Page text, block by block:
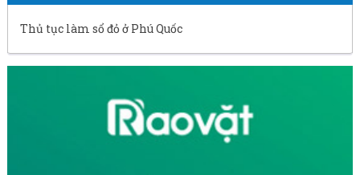
Thủ tục làm sổ đỏ ở Phú Quốc